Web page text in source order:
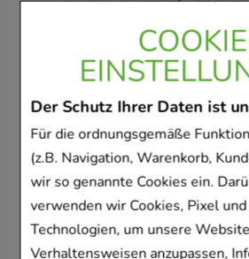
Der Schutz Ihrer Daten ist
Für die ordnungsgemäße
(z.B. Navigation, Warenkorb,
wir so genannte Cookies ein.
verwenden wir Cookies, Pixel
Technologien, um unsere
Verhaltensweisen anzupassen,
Produkt
haben,
ebenfalls für
Artikel
-36,5%